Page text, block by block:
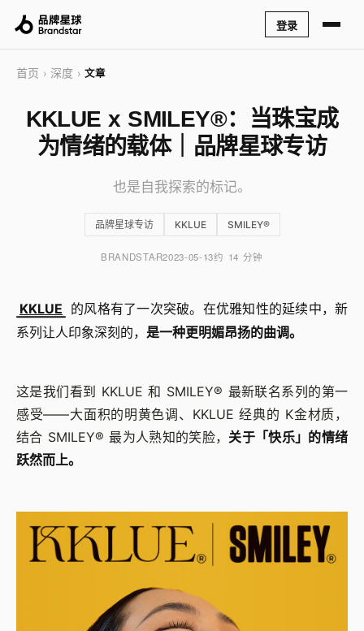
登录
首页 › 深度 › 文章
KKLUE x SMILEY®：当珠宝成
为情绪的载体｜品牌星球专访
也是自我探索的标记。
品牌星球专访 KKLUE SMILEY®
BRANDSTAR2023-05-13约 14 分钟
KKLUE 的风格有了一次突破。在优雅知性的延续中，新
系列让人印象深刻的， 是一种更明媚昂扬的曲调。
这是我们看到 KKLUE 和 SMILEY® 最新联名系列的第一
感受——大面积的明黄色调、KKLUE 经典的 K金材质，
结合 SMILEY® 最为人熟知的笑脸， 关于「快乐」的情绪
跃然而上。